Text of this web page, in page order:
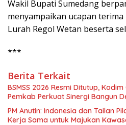
Wakil Bupati Sumedang
menyampaikan ucapan
Lurah Regol Wetan beserta
***
Berita Terkait
BSMSS 2026 Resmi Ditutup,
Pemkab Perkuat Sinergi Bangun
PM Anutin: Indonesia dan Tailan
Kerja Sama untuk Majukan